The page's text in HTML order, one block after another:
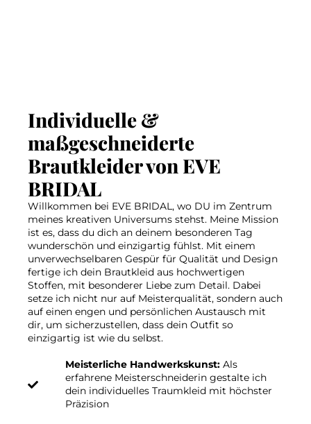
Individuelle &
maßgeschneiderte
Brautkleider von EVE
BRIDAL
Willkommen bei EVE BRIDAL, wo DU im Zentrum
meines kreativen Universums stehst. Meine Mission
ist es, dass du dich an deinem besonderen Tag
wunderschön und einzigartig fühlst. Mit einem
unverwechselbaren Gespür für Qualität und Design
fertige ich dein Brautkleid aus hochwertigen
Stoffen, mit besonderer Liebe zum Detail. Dabei
setze ich nicht nur auf Meisterqualität, sondern auch
auf einen engen und persönlichen Austausch mit
dir, um sicherzustellen, dass dein Outfit so
einzigartig ist wie du selbst.
Meisterliche Handwerkskunst:Als
erfahrene Meisterschneiderin gestalte ich
dein individuelles Traumkleid mit höchster
Präzision